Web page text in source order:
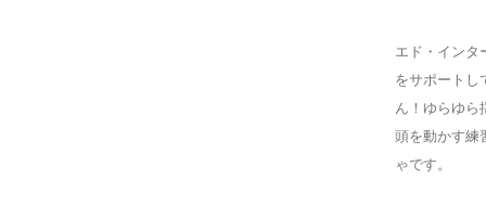
エド・インタ
をサポートし
ん！ゆらゆら
頭を動かす練
ゃです。